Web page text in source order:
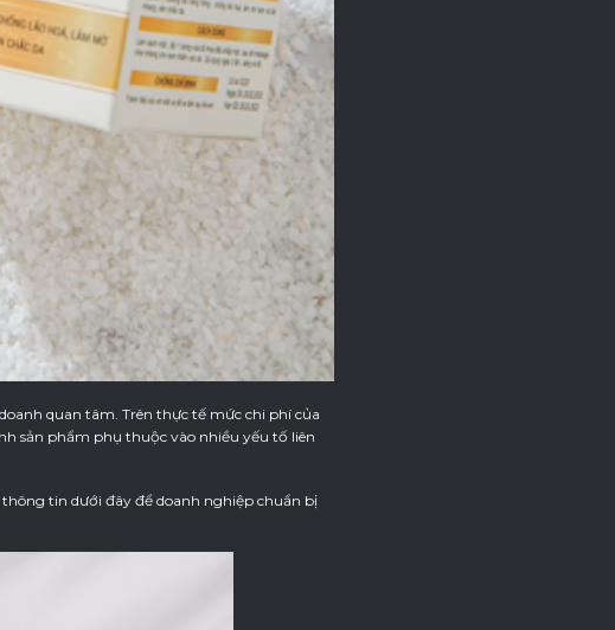
quan tâm. Trên thực tế mức chi phí của
sản phẩm phụ thuộc vào nhiều yếu tố liên
tin dưới đây để doanh nghiệp chuẩn bị